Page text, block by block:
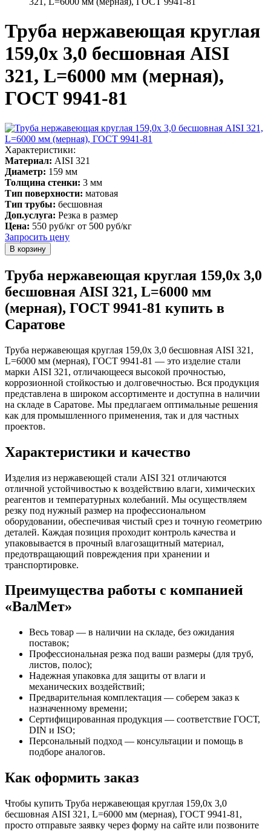
Труба нержавеющая круглая
159,0х 3,0 бесшовная AISI
321, L=6000 мм (мерная),
ГОСТ 9941-81
Характеристики:
Материал: AISI 321
Диаметр: 159 мм
Толщина стенки: 3 мм
Тип поверхности: матовая
Тип трубы: бесшовная
Доп.услуга: Резка в размер
Цена: 550 руб/кг от 500 руб/кг
Запросить цену
Труба нержавеющая круглая 159,0х 3,0
бесшовная AISI 321, L=6000 мм
(мерная), ГОСТ 9941-81 купить в
Саратове
Труба нержавеющая круглая 159,0х 3,0 бесшовная AISI 321,
L=6000 мм (мерная), ГОСТ 9941-81 — это изделие стали
марки AISI 321, отличающееся высокой прочностью,
коррозионной стойкостью и долговечностью. Вся продукция
представлена в широком ассортименте и доступна в наличии
на складе в Саратове. Мы предлагаем оптимальные решения
как для промышленного применения, так и для частных
проектов.
Характеристики и качество
Изделия из нержавеющей стали AISI 321 отличаются
отличной устойчивостью к воздействию влаги, химических
реагентов и температурных колебаний. Мы осуществляем
резку под нужный размер на профессиональном
оборудовании, обеспечивая чистый срез и точную геометрию
деталей. Каждая позиция проходит контроль качества и
упаковывается в прочный влагозащитный материал,
предотвращающий повреждения при хранении и
транспортировке.
Преимущества работы с компанией
«ВалМет»
Весь товар — в наличии на складе, без ожидания
поставок;
Профессиональная резка под ваши размеры (для труб,
листов, полос);
Надежная упаковка для защиты от влаги и
механических воздействий;
Предварительная комплектация — соберем заказ к
назначенному времени;
Сертифицированная продукция — соответствие ГОСТ,
DIN и ISO;
Персональный подход — консультации и помощь в
подборе аналогов.
Как оформить заказ
Чтобы купить Труба нержавеющая круглая 159,0х 3,0
бесшовная AISI 321, L=6000 мм (мерная), ГОСТ 9941-81,
просто отправьте заявку через форму на сайте или позвоните